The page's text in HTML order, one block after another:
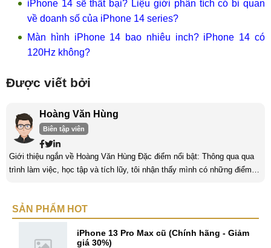
iPhone 14 sẽ thất bại? Liệu giới phân tích có bi quan
về doanh số của iPhone 14 series?
Màn hình iPhone 14 bao nhiêu inch? iPhone 14 có
120Hz không?
Được viết bởi
Hoàng Văn Hùng
Biên tập viên
Giới thiệu ngắn về Hoàng Văn Hùng Đặc điểm nổi bật: Thông qua qua
trình làm việc, học tập và tích lũy, tôi nhận thấy mình có những điểm
năng làm việc độc lập, làm việc nhóm tốt. Yêu thích chạy bộ, nghe
SẢN PHẨM HOT
iPhone 13 Pro Max cũ (Chính hãng - Giảm
giá 30%)